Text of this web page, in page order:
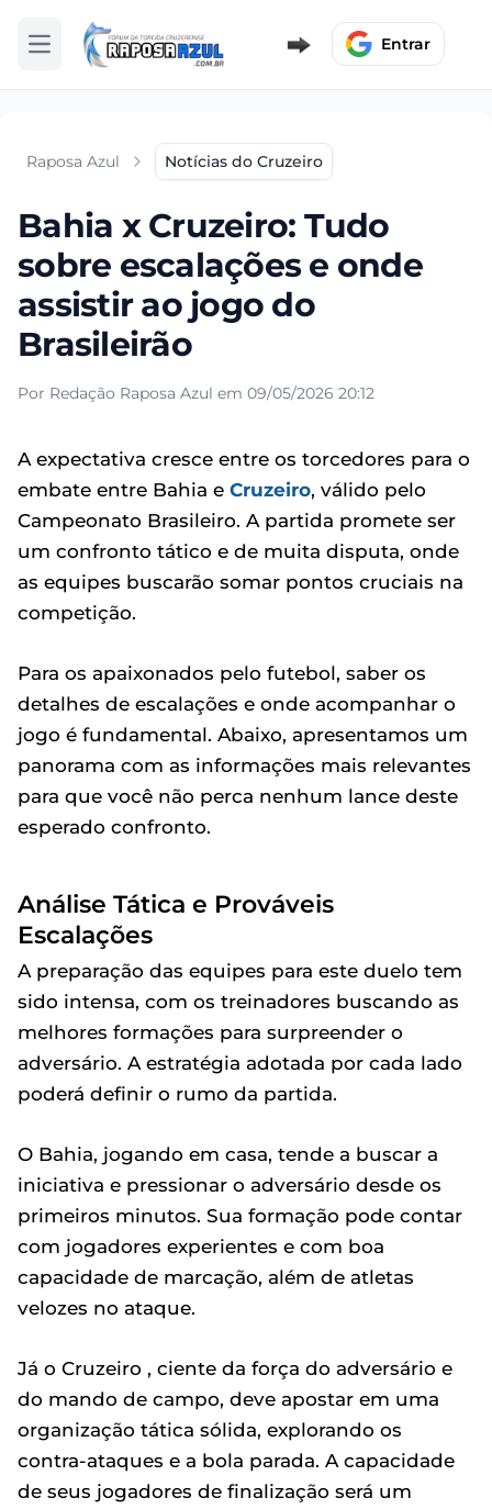
Abrir menu Entrar
Raposa Azul Notícias do Cruzeiro
Bahia x Cruzeiro: Tudo
sobre escalações e onde
assistir ao jogo do
Brasileirão
Por Redação Raposa Azul em 09/05/2026 20:12
A expectativa cresce entre os torcedores para o
embate entre Bahia e Cruzeiro, válido pelo
Campeonato Brasileiro. A partida promete ser
um confronto tático e de muita disputa, onde
as equipes buscarão somar pontos cruciais na
competição.
Para os apaixonados pelo futebol, saber os
detalhes de escalações e onde acompanhar o
jogo é fundamental. Abaixo, apresentamos um
panorama com as informações mais relevantes
para que você não perca nenhum lance deste
esperado confronto.
Análise Tática e Prováveis
Escalações
A preparação das equipes para este duelo tem
sido intensa, com os treinadores buscando as
melhores formações para surpreender o
adversário. A estratégia adotada por cada lado
poderá definir o rumo da partida.
O Bahia, jogando em casa, tende a buscar a
iniciativa e pressionar o adversário desde os
primeiros minutos. Sua formação pode contar
com jogadores experientes e com boa
capacidade de marcação, além de atletas
velozes no ataque.
Já o Cruzeiro , ciente da força do adversário e
do mando de campo, deve apostar em uma
organização tática sólida, explorando os
contra-ataques e a bola parada. A capacidade
de seus jogadores de finalização será um